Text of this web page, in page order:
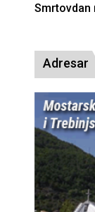
Deseta
Adresar